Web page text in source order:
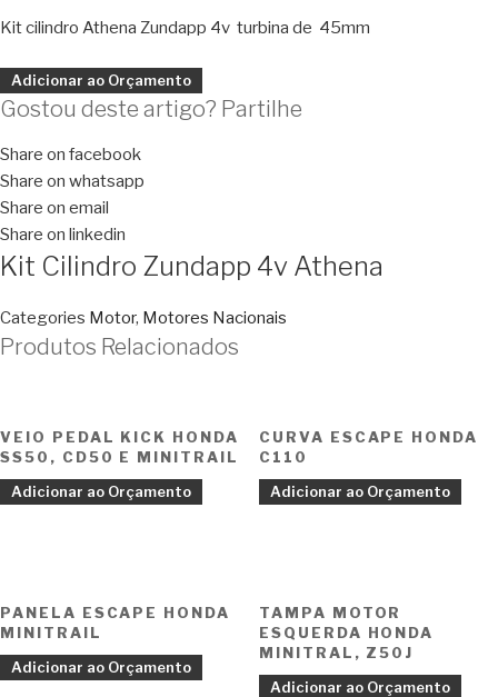
Kit cilindro Athena Zundapp 4v turbina de 45mm
Adicionar ao Orçamento
Gostou deste artigo? Partilhe
Share on facebook
Share on whatsapp
Share on email
Share on linkedin
Kit Cilindro Zundapp 4v Athena
Categories Motor, Motores Nacionais
Produtos Relacionados
VEIO PEDAL KICK HONDA
SS50, CD50 E MINITRAIL
Adicionar ao Orçamento
CURVA ESCAPE HONDA
C110
Adicionar ao Orçamento
PANELA ESCAPE HONDA
MINITRAIL
Adicionar ao Orçamento
TAMPA MOTOR
ESQUERDA HONDA
MINITRAL, Z50J
Adicionar ao Orçamento